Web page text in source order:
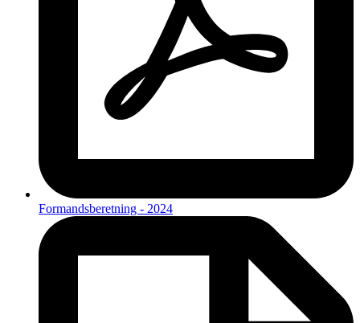
Formandsberetning - 2024